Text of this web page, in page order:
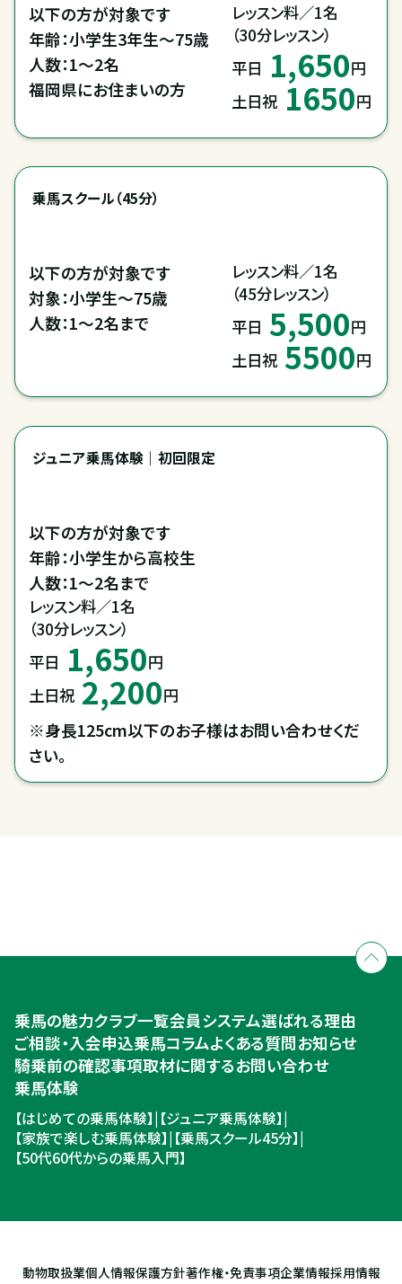
以下の方が対象です
年齢：小学生3年生～75歳
人数：1～2名
福岡県にお住まいの方
レッスン料／1名
（30分レッスン）
平日 1,650円
土日祝 1650円
乗馬スクール（45分）
以下の方が対象です
対象：小学生～75歳
人数：1～2名まで
レッスン料／1名
（45分レッスン）
平日 5,500円
土日祝 5500円
ジュニア乗馬体験｜初回限定
以下の方が対象です
年齢：小学生から高校生
人数：1～2名まで
レッスン料／1名
（30分レッスン）
平日 1,650円
土日祝 2,200円
※身長125cm以下のお子様はお問い合わせくだ
さい。
入会のご相談・申込
ご相談・入会申込
乗馬の魅力クラブ一覧会員システム選ばれる理由
ご相談・入会申込乗馬コラムよくある質問お知らせ
騎乗前の確認事項取材に関するお問い合わせ
乗馬体験
【はじめての乗馬体験】| 【ジュニア乗馬体験】|
【家族で楽しむ乗馬体験】| 【乗馬スクール45分】|
【50代60代からの乗馬入門】
動物取扱業個人情報保護方針著作権・免責事項企業情報採用情報